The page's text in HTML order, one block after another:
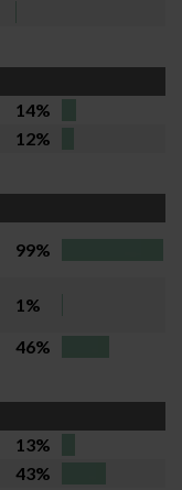
14%
12%
99%
1%
46%
13%
43%